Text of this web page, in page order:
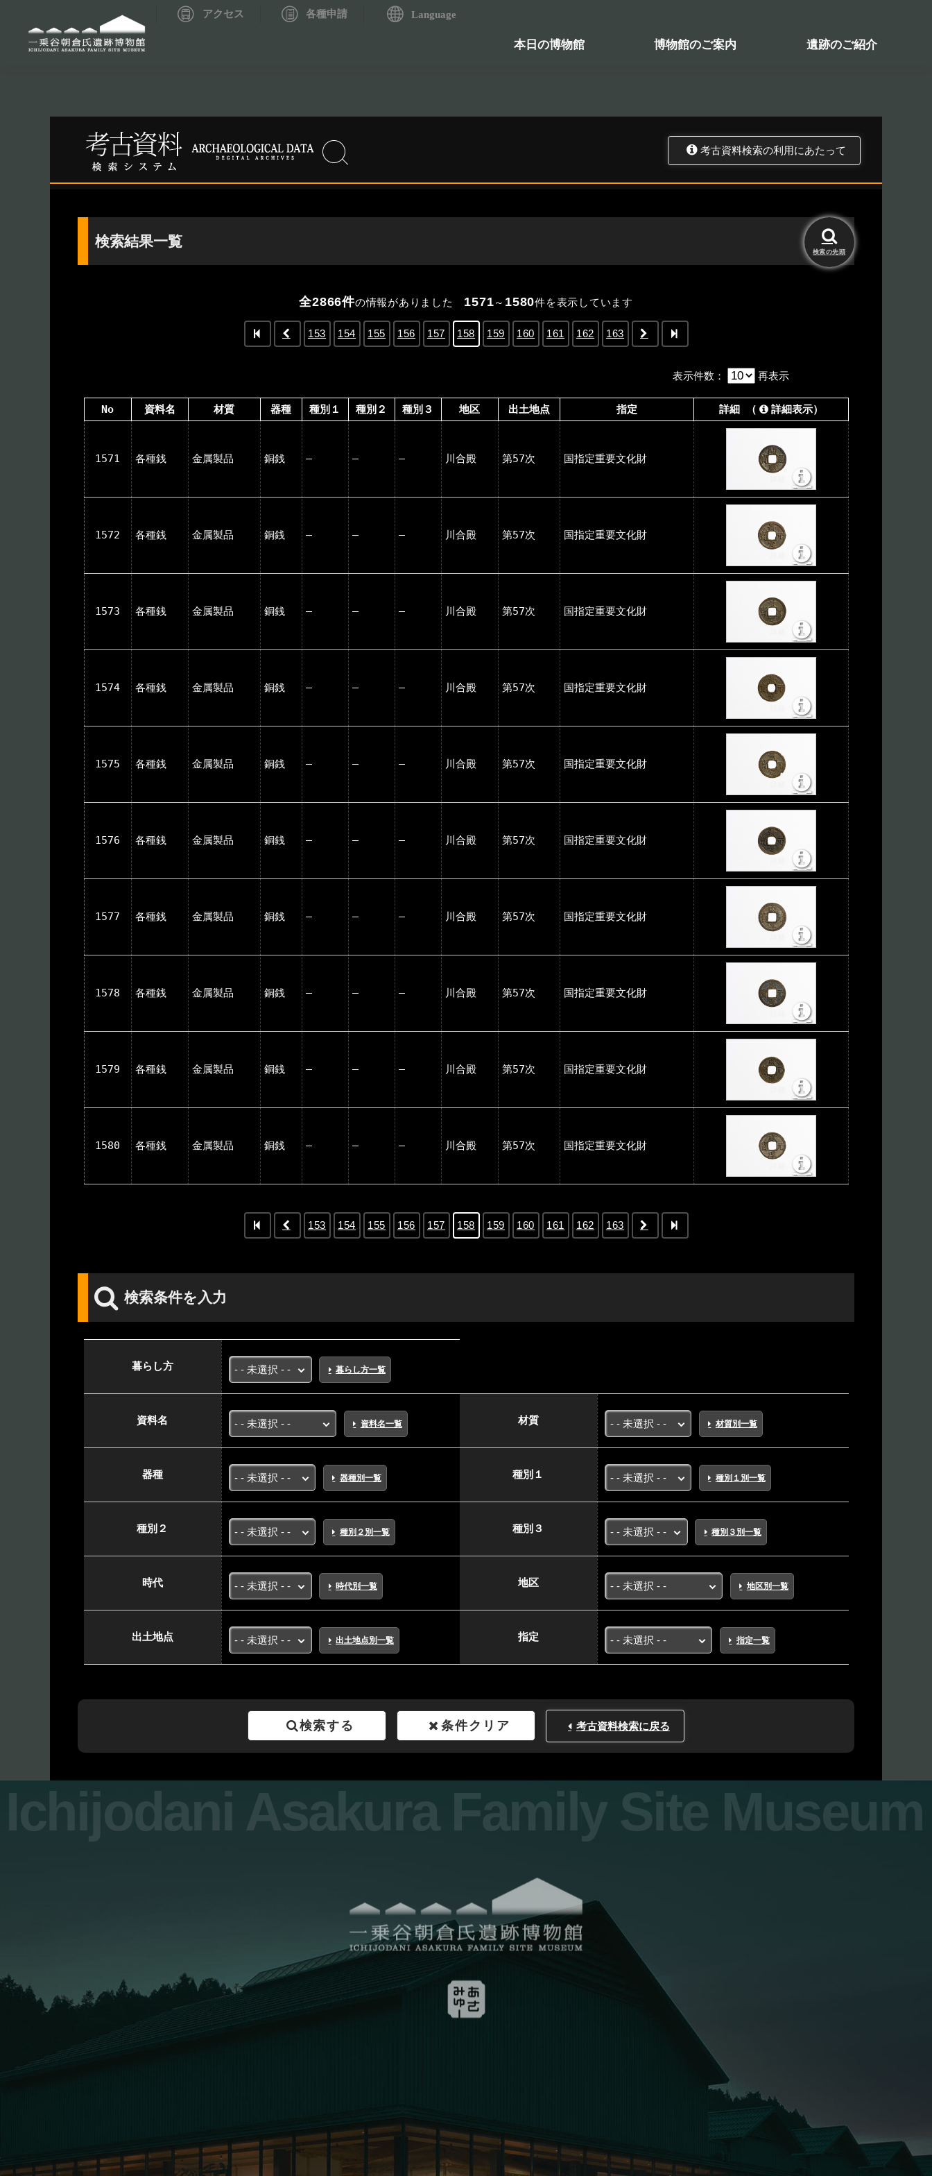
アクセス 各種申請 Language
本日の博物館 博物館のご案内 遺跡のご紹介
資料データベーストップ 考古資料検索システム 歴史資料検索システム
トップ 資料データベース 考古資料検索
考古資料検索の利用にあたって
検索の先頭
検索結果一覧
全2866件の情報がありました 1571～ 1580件を表示しています
153 154 155 156 157 158 159 160 161 162 163
表示件数 ： 再表示
No 資料名 材質 器種 種別１ 種別２ 種別３ 地区 出土地点 指定 詳細 （ 詳細表示）
1571 各種銭 金属製品 銅銭 ― ― ― 川合殿 第57次 国指定重要文化財
1572 各種銭 金属製品 銅銭 ― ― ― 川合殿 第57次 国指定重要文化財
1573 各種銭 金属製品 銅銭 ― ― ― 川合殿 第57次 国指定重要文化財
1574 各種銭 金属製品 銅銭 ― ― ― 川合殿 第57次 国指定重要文化財
1575 各種銭 金属製品 銅銭 ― ― ― 川合殿 第57次 国指定重要文化財
1576 各種銭 金属製品 銅銭 ― ― ― 川合殿 第57次 国指定重要文化財
1577 各種銭 金属製品 銅銭 ― ― ― 川合殿 第57次 国指定重要文化財
1578 各種銭 金属製品 銅銭 ― ― ― 川合殿 第57次 国指定重要文化財
1579 各種銭 金属製品 銅銭 ― ― ― 川合殿 第57次 国指定重要文化財
1580 各種銭 金属製品 銅銭 ― ― ― 川合殿 第57次 国指定重要文化財
153 154 155 156 157 158 159 160 161 162 163
検索条件を入力
暮らし方 暮らし方一覧
資料名 資料名一覧 材質 材質別一覧
器種 器種別一覧 種別１ 種別１別一覧
種別２ 種別２別一覧 種別３ 種別３別一覧
時代 時代別一覧 地区 地区別一覧
出土地点 出土地点別一覧 指定 指定一覧
検索する 条件クリア 考古資料検索に戻る
Ichijodani Asakura Family Site Museum